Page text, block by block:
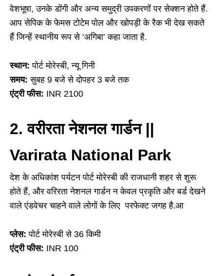
वेशभूषा, उनके डोंगी और अन्य समुद्री उपकरणों पर सेक्शन होते हैं.
आप सेपिक के फेमस टोटेम पोल और खोपड़ी के रैक भी देख सकते
हैं जिन्हें स्थानीय रूप से ‘अगिबा’ कहा जाता है.
स्थान: पोर्ट मोरेस्बी, न्यू गिनी
समय: सुबह 9 बजे से दोपहर 3 बजे तक
एंट्री फीस: INR 2100
2. वरीरता नेशनल गार्डन ||
Varirata National Park
देश के अधिकांश पर्यटन पोर्ट मोरेस्बी की राजधानी शहर से शुरू
होते हैं, और वरिरता नेशनल गार्डन न केवल प्रकृति और बर्ड देखने
वाले एंडवेचर चाहने वाले लोगों के लिए परफेक्ट जगह है.आ
प्लेस: पोर्ट मोरेस्बी से 36 किमी
एंट्री फीस: INR 100